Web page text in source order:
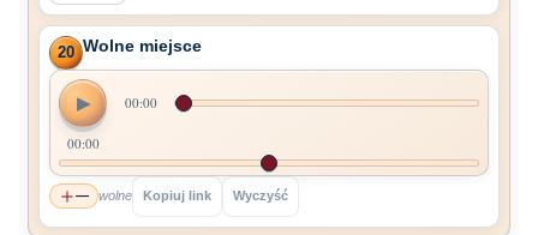
20 Wolne miejsce
▶ 00:00
00:00
— wolne Kopiuj link Wyczyść